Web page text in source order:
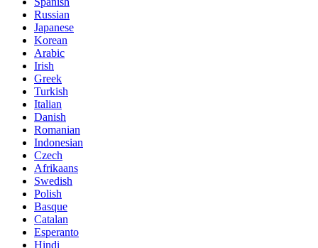
Russian
Japanese
Korean
Arabic
Irish
Greek
Turkish
Italian
Danish
Romanian
Indonesian
Czech
Afrikaans
Swedish
Polish
Basque
Catalan
Esperanto
Hindi